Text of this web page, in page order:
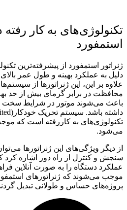
تکنولوژی‌‌های به ‌کار رفته
استمفورد
ژنراتور استمفورد از پیشرفته‌ترین
دلیل به عملکرد بهینه و طول عمر
علاوه بر این، این ژنراتورها از
محافظت در برابر گرمای بیش از حد
باعث می‌شوند موتور در شرایط سخت
تکنولوژی‌‌های به ‌کاررفته است که
می‌‌شود.
از دیگر ویژگی‌های این ژنراتورها
سنجش و کنترل از راه دور اشاره کرد
عملکرد دستگاه را به ‌صورت آنلاین
موجب می‌شوند که ژنراتورهای
پروژه‌های حساس و طولانی‌ تبدیل